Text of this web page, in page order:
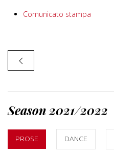
Comunicato stampa
Season 2021/2022
PROSE DANCE